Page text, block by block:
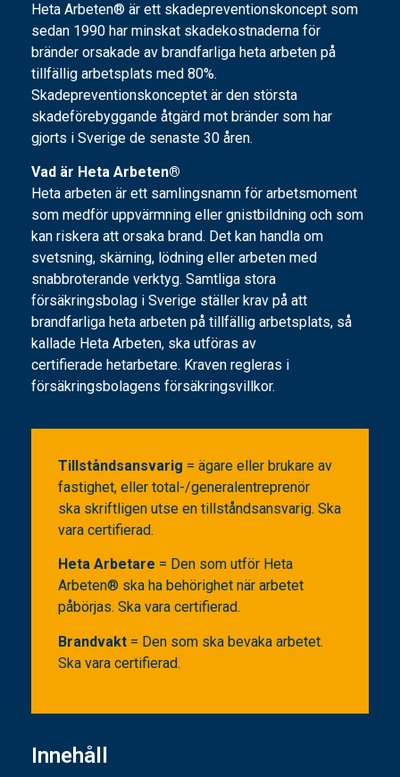
Heta Arbeten® är ett skadepreventionskoncept som
sedan 1990 har minskat skadekostnaderna för
bränder orsakade av brandfarliga heta arbeten på
tillfällig arbetsplats med 80%.
Skadepreventionskonceptet är den största
skadeförebyggande åtgärd mot bränder som har
gjorts i Sverige de senaste 30 åren.
Vad är Heta Arbeten®
Heta arbeten är ett samlingsnamn för arbetsmoment
som medför uppvärmning eller gnistbildning och som
kan riskera att orsaka brand. Det kan handla om
svetsning, skärning, lödning eller arbeten med
snabbroterande verktyg. Samtliga stora
försäkringsbolag i Sverige ställer krav på att
brandfarliga heta arbeten på tillfällig arbetsplats, så
kallade Heta Arbeten, ska utföras av
certifierade hetarbetare. Kraven regleras i
försäkringsbolagens försäkringsvillkor.
Tillståndsansvarig = ägare eller brukare av
fastighet, eller total-/generalentreprenör
ska skriftligen utse en tillståndsansvarig. Ska
vara certifierad.
Heta Arbetare = Den som utför Heta
Arbeten® ska ha behörighet när arbetet
påbörjas. Ska vara certifierad.
Brandvakt = Den som ska bevaka arbetet.
Ska vara certifierad.
Innehåll